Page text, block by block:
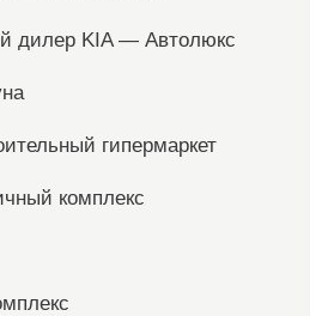
дилер KIA — Автолюкс
гипермаркет
комплекс